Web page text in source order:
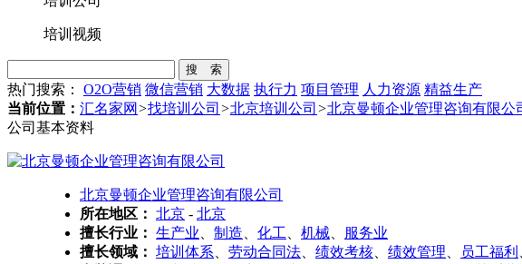
培训视频
搜 索
热门搜索： O2O营销 微信营销 大数据 执行力 项目管理 人力资源 精益生产
当前位置： 汇名家网 >找培训公司 >北京培训公司 >北京曼顿企业管理咨询有限公
公司基本资料
北京曼顿企业管理咨询有限公司
所在地区： 北京 - 北京
擅长行业： 生产业 制造 化工 机械
服务业
擅长领域： 培训体系 劳动合同法 绩效考核 绩效管理 员工福利